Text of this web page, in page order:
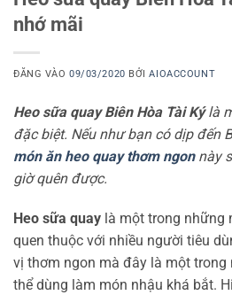
nhớ mãi
ĐĂNG VÀO09/03/2020 BỞIAIOACCOUNT
Heo sữa quay Biên Hòa Tài Kýlà
đặc biệt. Nếu như bạn có dịp đến
món ăn heo quay thơm ngonnày
giờ quên được.
Heo sữa quay là một trong những
quen thuộc với nhiều người tiêu
vị thơm ngon mà đây là một
thể dùng làm món nhậu khá bắt.